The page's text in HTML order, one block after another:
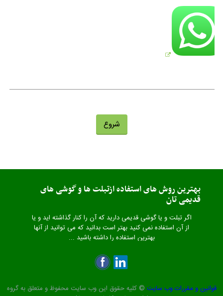
شروع
بهترین روش های استفاده ازتبلت ها و گوشی های
قدیمی تان
اگر تبلت و یا گوشی قدیمی دارید که آن را کنار گذاشته اید و یا
از آن استفاده نمی کنید بهتر است بدانید که می توانید از آنها
بهترین استفاده را داشته باشید ...
قوانین و مقررات وب سایت © کلیه حقوق این وب سایت محفوظ و متعلق به گروه